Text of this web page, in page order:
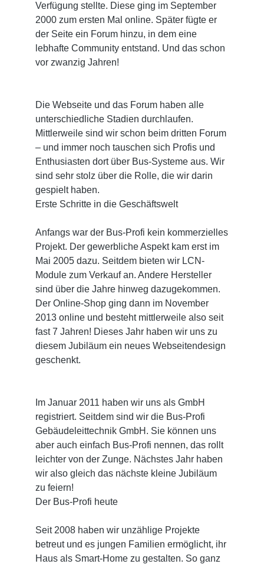
Verfügung stellte. Diese ging im September
2000 zum ersten Mal online. Später fügte er
der Seite ein Forum hinzu, in dem eine
lebhafte Community entstand. Und das schon
vor zwanzig Jahren!
Die Webseite und das Forum haben alle
unterschiedliche Stadien durchlaufen.
Mittlerweile sind wir schon beim dritten Forum
– und immer noch tauschen sich Profis und
Enthusiasten dort über Bus-Systeme aus. Wir
sind sehr stolz über die Rolle, die wir darin
gespielt haben.
Erste Schritte in die Geschäftswelt
Anfangs war der Bus-Profi kein kommerzielles
Projekt. Der gewerbliche Aspekt kam erst im
Mai 2005 dazu. Seitdem bieten wir LCN-
Module zum Verkauf an. Andere Hersteller
sind über die Jahre hinweg dazugekommen.
Der Online-Shop ging dann im November
2013 online und besteht mittlerweile also seit
fast 7 Jahren! Dieses Jahr haben wir uns zu
diesem Jubiläum ein neues Webseitendesign
geschenkt.
Im Januar 2011 haben wir uns als GmbH
registriert. Seitdem sind wir die Bus-Profi
Gebäudeleittechnik GmbH. Sie können uns
aber auch einfach Bus-Profi nennen, das rollt
leichter von der Zunge. Nächstes Jahr haben
wir also gleich das nächste kleine Jubiläum
zu feiern!
Der Bus-Profi heute
Seit 2008 haben wir unzählige Projekte
betreut und es jungen Familien ermöglicht, ihr
Haus als Smart-Home zu gestalten. So ganz